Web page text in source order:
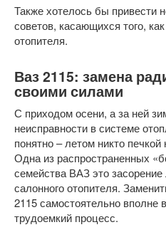
Также хотелось бы привести
советов, касающихся того,
отопителя.
Ваз 2115: замена
своими силами
С приходом осени, а за ней
неисправности в системе
понятно – летом никто печкой
Одна из распространенных
семейства ВАЗ это
салонного отопителя.
2115 самостоятельно вполне
трудоемкий процесс.